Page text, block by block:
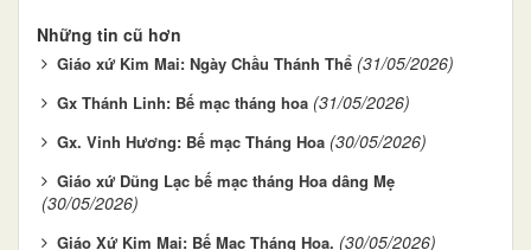
Những tin cũ hơn
Giáo xứ Kim Mai: Ngày Chầu Thánh Thể (31/05/2026)
Gx Thánh Linh: Bế mạc tháng hoa (31/05/2026)
Gx. Vinh Hương: Bế mạc Tháng Hoa (30/05/2026)
Giáo xứ Dũng Lạc bế mạc tháng Hoa dâng Mẹ
(30/05/2026)
Giáo Xứ Kim Mai: Bế Mạc Tháng Hoa. (30/05/2026)